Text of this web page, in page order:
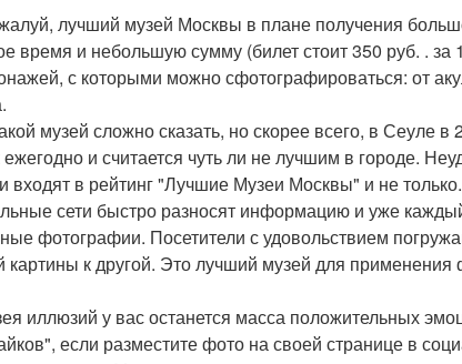
лучший музей Москвы в плане получения
время и небольшую сумму (билет стоит 350 руб. .
с которыми можно сфотографироваться: от
музей сложно сказать, но скорее всего, в Сеуле
и считается чуть ли не лучшим в городе.
входят в рейтинг "Лучшие Музеи Москвы" и не
сети быстро разносят информацию и уже
фотографии. Посетители с удовольствием
картины к другой. Это лучший музей для применения
иллюзий у вас останется масса положительных
если разместите фото на своей странице в